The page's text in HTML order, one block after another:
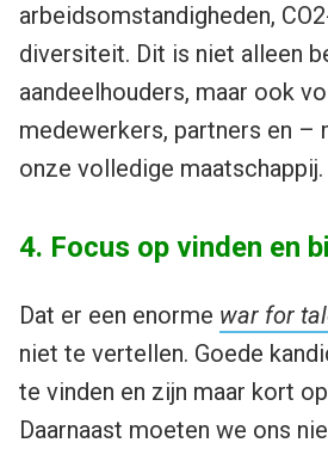
arbeidsomstandigheden,
diversiteit. Dit is niet alleen
aandeelhouders, maar ook
medewerkers, partners en –
onze volledige maatschappij.
4. Focus op vinden en
Dat er een enorme war for
niet te vertellen. Goede
te vinden en zijn maar kort
Daarnaast moeten we ons